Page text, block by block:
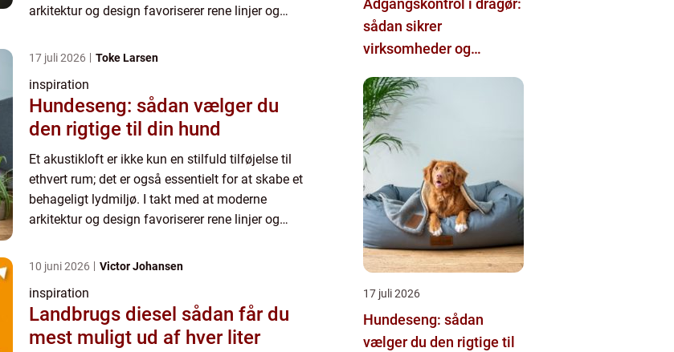
arkitektur og design favoriserer rene linjer og
17 juli 2026 Toke Larsen
inspiration
Hundeseng: sådan vælger du
den rigtige til din hund
Et akustikloft er ikke kun en stilfuld tilføjelse til
ethvert rum; det er også essentielt for at skabe et
behageligt lydmiljø. I takt med at moderne
arkitektur og design favoriserer rene linjer og
10 juni 2026 Victor Johansen
inspiration
Landbrugs diesel sådan får du
mest muligt ud af hver liter
Adgangskontrol i dragør:
sådan sikrer
virksomheder og
bygninger
17 juli 2026
Hundeseng: sådan
vælger du den rigtige til